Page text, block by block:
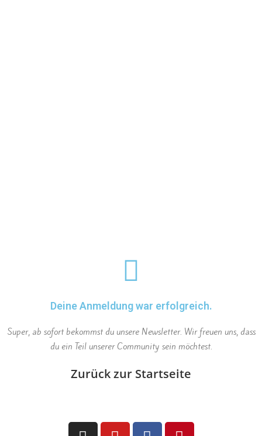
Deine Anmeldung war erfolgreich.
Super, ab sofort bekommst du unsere Newsletter. Wir freuen uns, dass
du ein Teil unserer Community sein möchtest.
Zurück zur Startseite